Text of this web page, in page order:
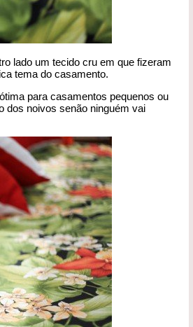
lado um tecido cru em que fizeram
tema do casamento.
para casamentos pequenos ou
dos noivos senão ninguém vai